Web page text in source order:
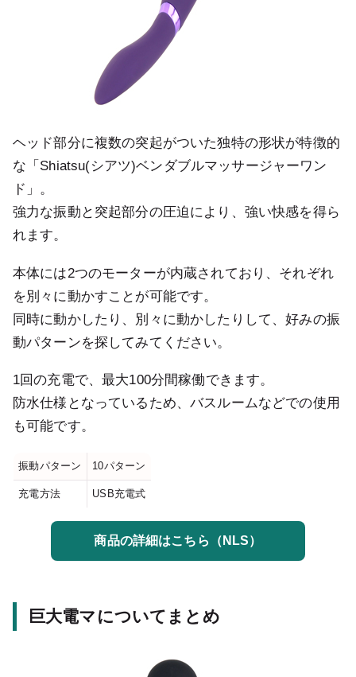
ヘッド部分に複数の突起がついた独特の形状が特徴的
な「Shiatsu(シアツ)ベンダブルマッサージャーワン
ド」。
強力な振動と突起部分の圧迫により、強い快感を得ら
れます。
本体には2つのモーターが内蔵されており、それぞれ
を別々に動かすことが可能です。
同時に動かしたり、別々に動かしたりして、好みの振
動パターンを探してみてください。
1回の充電で、最大100分間稼働できます。
防水仕様となっているため、バスルームなどでの使用
も可能です。
振動パターン 10パターン
充電方法 USB充電式
商品の詳細はこちら（NLS）
巨大電マについてまとめ